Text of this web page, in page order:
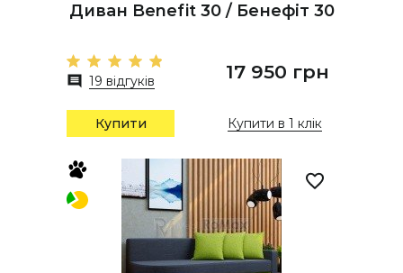
Диван Benefit 30 / Бенефіт 30
19 відгуків 17 950 грн
Купити Купити в 1 клік